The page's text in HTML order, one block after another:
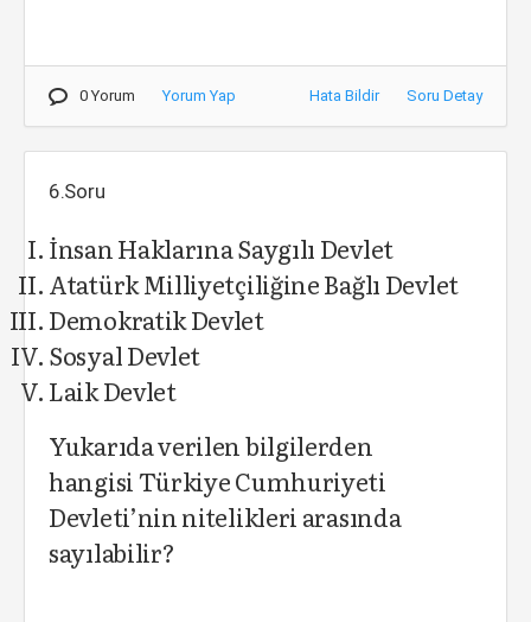
0 Yorum Yorum Yap Hata Bildir Soru Detay
6.Soru
İnsan Haklarına Saygılı Devlet
Atatürk Milliyetçiliğine Bağlı Devlet
Demokratik Devlet
Sosyal Devlet
Laik Devlet
Yukarıda verilen bilgilerden
hangisi Türkiye Cumhuriyeti
Devleti’nin nitelikleri arasında
sayılabilir?